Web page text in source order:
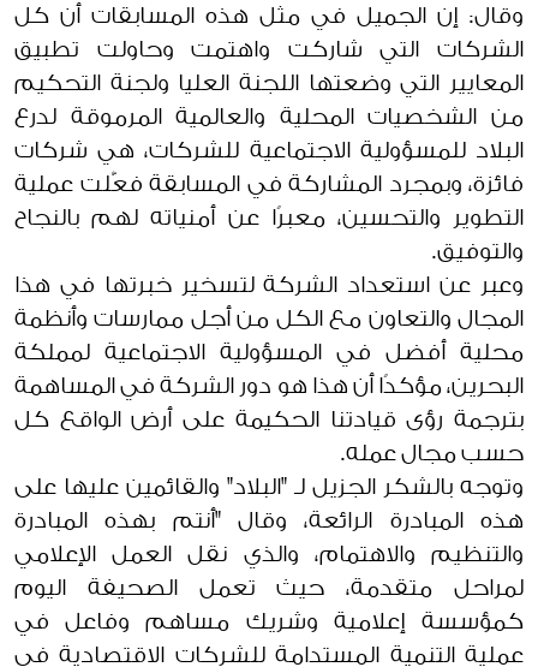
وقال: إن الجميل في مثل هذه المسابقات أن كل
الشركات التي شاركت واهتمت وحاولت تطبيق
المعايير التي وضعتها اللجنة العليا ولجنة التحكيم
من الشخصيات المحلية والعالمية المرموقة لدرع
البلاد للمسؤولية الاجتماعية للشركات، هي شركات
فائزة، وبمجرد المشاركة في المسابقة فعّلت عملية
التطوير والتحسين، معبرًا عن أمنياته لهم بالنجاح
والتوفيق.
وعبر عن استعداد الشركة لتسخير خبرتها في هذا
المجال والتعاون مع الكل من أجل ممارسات وأنظمة
محلية أفضل في المسؤولية الاجتماعية لمملكة
البحرين، مؤكدًا أن هذا هو دور الشركة في المساهمة
بترجمة رؤى قيادتنا الحكيمة على أرض الواقع كل
حسب مجال عمله.
وتوجه بالشكر الجزيل لـ "البلاد" والقائمين عليها على
هذه المبادرة الرائعة، وقال "أنتم بهذه المبادرة
والتنظيم والاهتمام، والذي نقل العمل الإعلامي
لمراحل متقدمة، حيث تعمل الصحيفة اليوم
كمؤسسة إعلامية وشريك مساهم وفاعل في
عملية التنمية المستدامة للشركات الاقتصادية في